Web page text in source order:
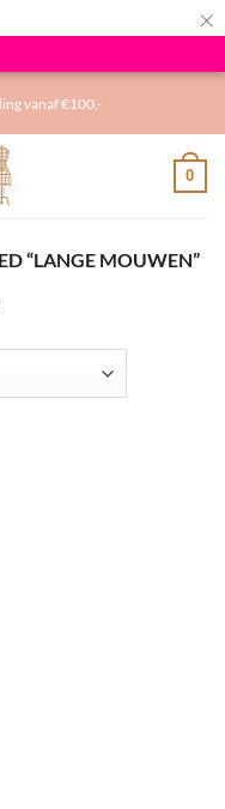
×
vanaf €100,-
0
“LANGE MOUWEN”